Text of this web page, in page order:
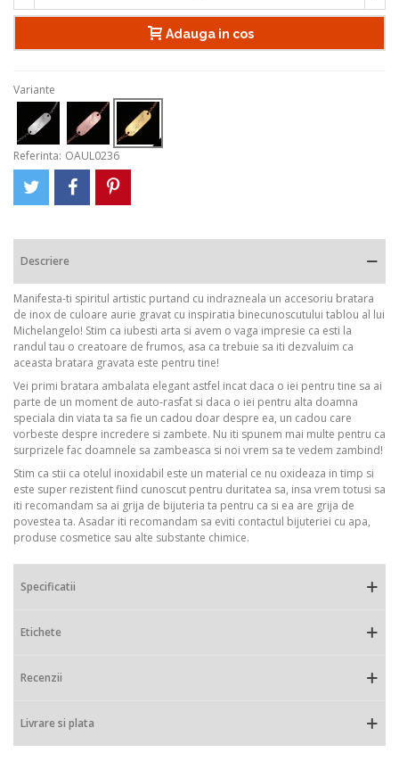
Adauga in cos
Variante
Referinta: OAUL0236
Descriere
Manifesta-ti spiritul artistic purtand cu indrazneala un accesoriu bratara
de inox de culoare aurie gravat cu inspiratia binecunoscutului tablou al lui
Michelangelo! Stim ca iubesti arta si avem o vaga impresie ca esti la
randul tau o creatoare de frumos, asa ca trebuie sa iti dezvaluim ca
aceasta bratara gravata este pentru tine!
Vei primi bratara ambalata elegant astfel incat daca o iei pentru tine sa ai
parte de un moment de auto-rasfat si daca o iei pentru alta doamna
speciala din viata ta sa fie un cadou doar despre ea, un cadou care
vorbeste despre incredere si zambete. Nu iti spunem mai multe pentru ca
surprizele fac doamnele sa zambeasca si noi vrem sa te vedem zambind!
Stim ca stii ca otelul inoxidabil este un material ce nu oxideaza in timp si
este super rezistent fiind cunoscut pentru duritatea sa, insa vrem totusi sa
iti recomandam sa ai grija de bijuteria ta pentru ca si ea are grija de
povestea ta. Asadar iti recomandam sa eviti contactul bijuteriei cu apa,
produse cosmetice sau alte substante chimice.
Specificatii
Etichete
Recenzii
Livrare si plata